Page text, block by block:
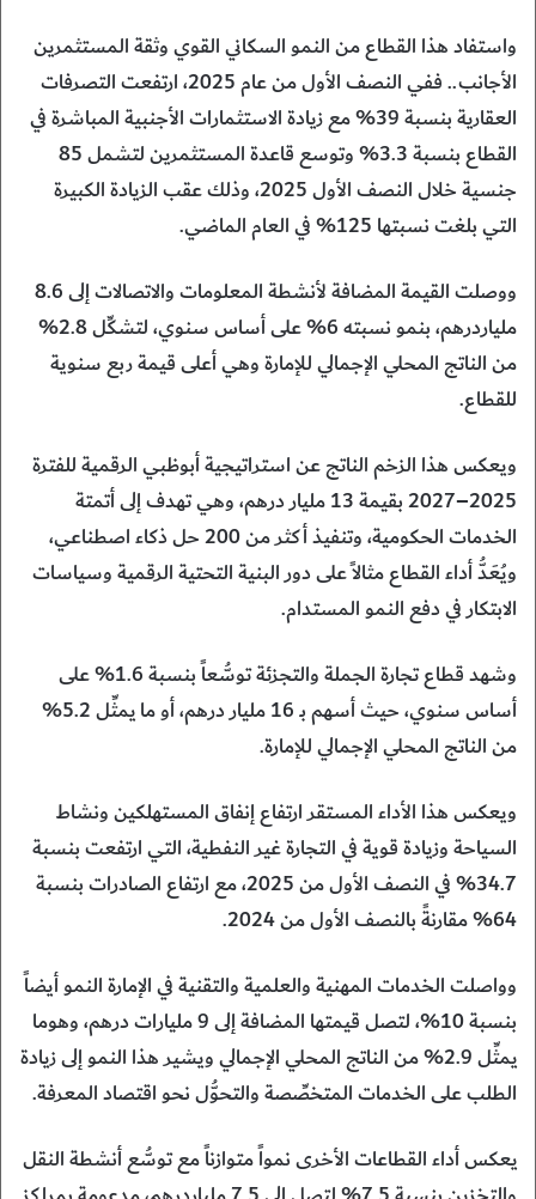
واستفاد هذا القطاع من النمو السكاني القوي وثقة المستثمرين
الأجانب.. ففي النصف الأول من عام 2025، ارتفعت التصرفات
العقارية بنسبة 39% مع زيادة الاستثمارات الأجنبية المباشرة في
القطاع بنسبة 3.3% وتوسع قاعدة المستثمرين لتشمل 85
جنسية خلال النصف الأول 2025، وذلك عقب الزيادة الكبيرة
التي بلغت نسبتها 125% في العام الماضي.
ووصلت القيمة المضافة لأنشطة المعلومات والاتصالات إلى 8.6
ملياردرهم، بنمو نسبته 6% على أساس سنوي، لتشكِّل 2.8%
من الناتج المحلي الإجمالي للإمارة وهي أعلى قيمة ربع سنوية
للقطاع.
ويعكس هذا الزخم الناتج عن استراتيجية أبوظبي الرقمية للفترة
2025–2027 بقيمة 13 مليار درهم، وهي تهدف إلى أتمتة
الخدمات الحكومية، وتنفيذ أكثر من 200 حل ذكاء اصطناعي،
ويُعَدُّ أداء القطاع مثالاً على دور البنية التحتية الرقمية وسياسات
الابتكار في دفع النمو المستدام.
وشهد قطاع تجارة الجملة والتجزئة توسُّعاً بنسبة 1.6% على
أساس سنوي، حيث أسهم بـ 16 مليار درهم، أو ما يمثِّل 5.2%
من الناتج المحلي الإجمالي للإمارة.
ويعكس هذا الأداء المستقر ارتفاع إنفاق المستهلكين ونشاط
السياحة وزيادة قوية في التجارة غير النفطية، التي ارتفعت بنسبة
34.7% في النصف الأول من 2025، مع ارتفاع الصادرات بنسبة
64% مقارنةً بالنصف الأول من 2024.
وواصلت الخدمات المهنية والعلمية والتقنية في الإمارة النمو أيضاً
بنسبة 10%، لتصل قيمتها المضافة إلى 9 مليارات درهم، وهوما
يمثِّل 2.9% من الناتج المحلي الإجمالي ويشير هذا النمو إلى زيادة
الطلب على الخدمات المتخصِّصة والتحوُّل نحو اقتصاد المعرفة.
يعكس أداء القطاعات الأخرى نمواً متوازناً مع توسُّع أنشطة النقل